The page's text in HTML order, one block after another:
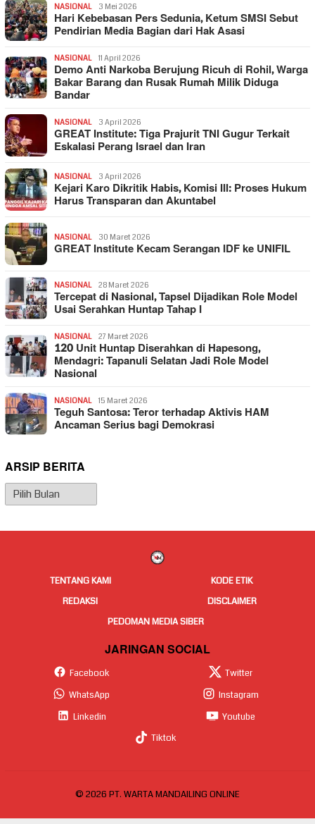
NASIONAL 3 Mei 2026
Hari Kebebasan Pers Sedunia, Ketum SMSI Sebut
Pendirian Media Bagian dari Hak Asasi
NASIONAL 11 April 2026
Demo Anti Narkoba Berujung Ricuh di Rohil, Warga
Bakar Barang dan Rusak Rumah Milik Diduga
Bandar
NASIONAL 3 April 2026
GREAT Institute: Tiga Prajurit TNI Gugur Terkait
Eskalasi Perang Israel dan Iran
NASIONAL 3 April 2026
Kejari Karo Dikritik Habis, Komisi III: Proses Hukum
Harus Transparan dan Akuntabel
NASIONAL 30 Maret 2026
GREAT Institute Kecam Serangan IDF ke UNIFIL
NASIONAL 28 Maret 2026
Tercepat di Nasional, Tapsel Dijadikan Role Model
Usai Serahkan Huntap Tahap I
NASIONAL 27 Maret 2026
120 Unit Huntap Diserahkan di Hapesong,
Mendagri: Tapanuli Selatan Jadi Role Model
Nasional
NASIONAL 15 Maret 2026
Teguh Santosa: Teror terhadap Aktivis HAM
Ancaman Serius bagi Demokrasi
ARSIP BERITA
Arsip
Berita
TENTANG KAMI
KODE ETIK
REDAKSI
DISCLAIMER
PEDOMAN MEDIA SIBER
JARINGAN SOCIAL
Facebook
Twitter
WhatsApp
Instagram
Linkedin
Youtube
Tiktok
© 2026 PT. WARTA MANDAILING ONLINE